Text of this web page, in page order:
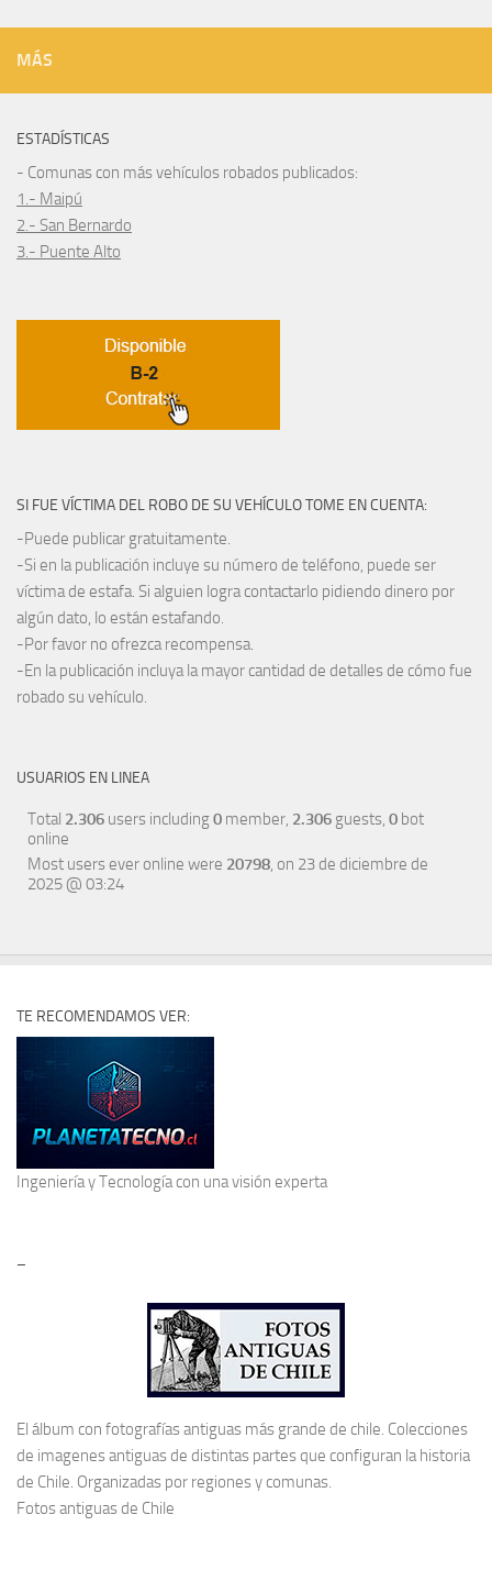
MÁS
ESTADÍSTICAS
- Comunas con más vehículos robados publicados:
1.- Maipú
2.- San Bernardo
3.- Puente Alto
SI FUE VÍCTIMA DEL ROBO DE SU VEHÍCULO TOME EN CUENTA:
-Puede publicar gratuitamente.
-Si en la publicación incluye su número de teléfono, puede ser
víctima de estafa. Si alguien logra contactarlo pidiendo dinero por
algún dato, lo están estafando.
-Por favor no ofrezca recompensa.
-En la publicación incluya la mayor cantidad de detalles de cómo fue
robado su vehículo.
USUARIOS EN LINEA
Total 2.306 users including0 member, 2.306 guests, 0 bot
online
Most users ever online were 20798, on 23 de diciembre de
2025 @ 03:24
TE RECOMENDAMOS VER:
Ingeniería y Tecnologíacon una visión experta
–
El álbum con fotografías antiguas más grande de chile. Colecciones
de imagenes antiguas de distintas partes que configuran la historia
de Chile. Organizadas por regiones y comunas.
Fotos antiguas de Chile